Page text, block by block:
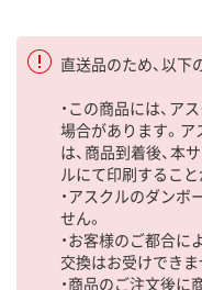
直送品のため、以下
・この商品には、ア
場合があります。
は、商品到着後、本
ルにて印刷すること
・アスクルのダン
せん。
・お客様のご都合に
交換はお受けできま
・商品のご注文後